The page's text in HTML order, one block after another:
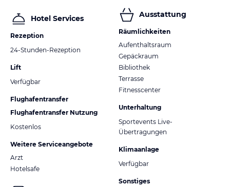
Hotel Services
Rezeption
24-Stunden-Rezeption
Lift
Verfügbar
Flughafentransfer
Flughafentransfer Nutzung
Kostenlos
Weitere Serviceangebote
Arzt
Hotelsafe
Ausstattung
Räumlichkeiten
Aufenthaltsraum
Gepäckraum
Bibliothek
Terrasse
Fitnesscenter
Unterhaltung
Sportevents Live-
Übertragungen
Klimaanlage
Verfügbar
Sonstiges